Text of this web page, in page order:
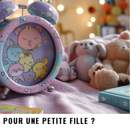
UNE PETITE FILLE ?